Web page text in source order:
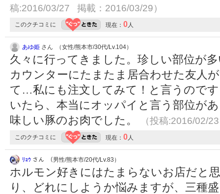
稿:2016/03/27 掲載：2016/03/29）
このクチコミに 現在： 0 人
あゆ姫 さん （女性/熊本市/30代/Lv.104）
久々に行ってきました。珍しい部位が
カウンターにたまたま居合わせた友人
て…私にも注文してみて！と言うので
いたら、本当にオッパイと言う部位が
味しい豚のお肉でした。
（投稿:2016/02/
このクチコミに 現在： 0 人
ﾘｮｳ さん （男性/熊本市/20代/Lv.83）
ホルモン好きにはたまらないお店だと
り、どれにしようか悩みますが、三種